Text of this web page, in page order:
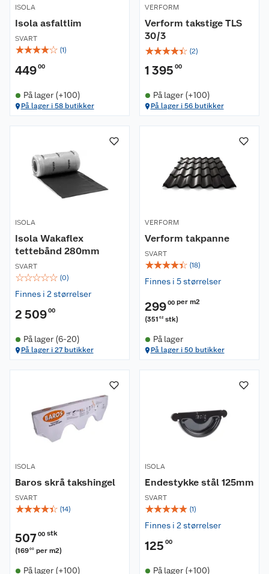
ISOLA
Isola asfaltlim
SVART
☆☆☆☆☆ (1)
44900
På lager (+100)
På lager i 58 butikker
VERFORM
Verform takstige TLS
30/3
☆☆☆☆☆ (2)
1 395 00
På lager (+100)
På lager i 56 butikker
ISOLA
Isola Wakaflex
tettebånd 280mm
SVART
☆☆☆☆☆ (0)
Finnes i 2 størrelser
2 50900
På lager (6-20)
På lager i 27 butikker
VERFORM
Verform takpanne
SVART
☆☆☆☆☆ (18)
Finnes i 5 størrelser
29900 per m2
(351 62 stk)
På lager
På lager i 50 butikker
ISOLA
Baros skrå takshingel
SVART
☆☆☆☆☆ (14)
50700 stk
(16900 per m2)
På lager (+100)
ISOLA
Endestykke stål 125mm
SVART
☆☆☆☆☆ (1)
Finnes i 2 størrelser
125 00
På lager (+100)
Kundeservice
Butikker
Retur- og angrerett
Reklamasjon
Nyheter
Våre merkevarer
Kjøpsvilkår
Personvern
Lavprisløfte
Hageinspirasjon
Oppussing med utemaling